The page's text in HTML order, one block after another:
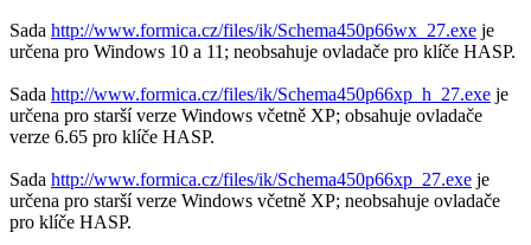
Sada http://www.formica.cz/files/ik/Schema450p66wx_27.exe je
určena pro Windows 10 a 11; neobsahuje ovladače pro klíče HASP.
Sada http://www.formica.cz/files/ik/Schema450p66xp_h_27.exe je
určena pro starší verze Windows včetně XP; obsahuje ovladače
verze 6.65 pro klíče HASP.
Sada http://www.formica.cz/files/ik/Schema450p66xp_27.exe je
určena pro starší verze Windows včetně XP; neobsahuje ovladače
pro klíče HASP.